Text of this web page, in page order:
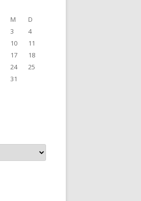
M
D
3
4
10
11
17
18
24
25
31